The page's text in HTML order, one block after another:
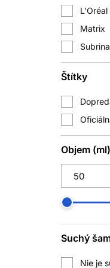
Matrix
Štítky
Objem (ml)
Suchý
Nie je